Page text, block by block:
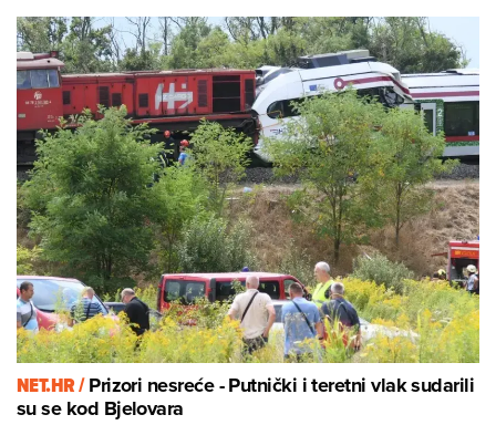
NET.HR /Prizori nesreće - Putnički i teretni vlak sudarili
su se kod Bjelovara